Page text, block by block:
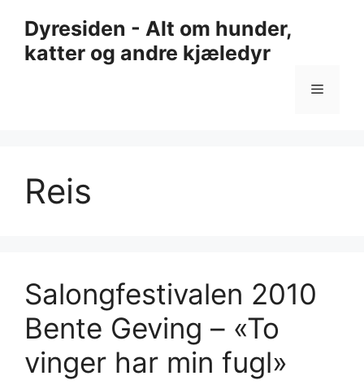
innhold
Dyresiden - Alt om hunder,
katter og andre kjæledyr
Meny
Reis
Salongfestivalen 2010
Bente Geving – «To
vinger har min fugl»